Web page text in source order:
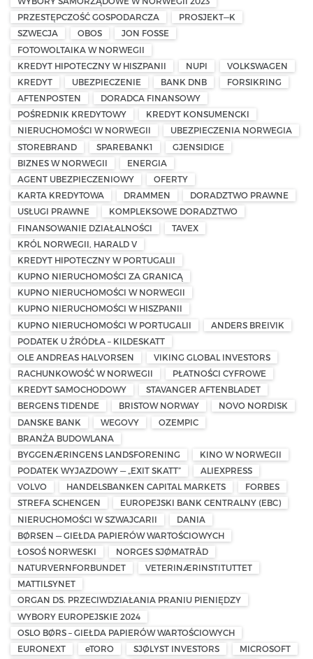
PRZESTĘPCZOŚĆ GOSPODARCZA
PROSJEKT—K
SZWECJA
OBOS
JON FOSSE
FOTOWOLTAIKA W NORWEGII
KREDYT HIPOTECZNY W HISZPANII
NUPI
VOLKSWAGEN
KREDYT
UBEZPIECZENIE BANK DNB
FORSIKRING
AFTENPOSTEN
DORADCA FINANSOWY
POŚREDNIK KREDYTOWY
KREDYT KONSUMENCKI
NIERUCHOMOŚCI W NORWEGII
UBEZPIECZENIA NORWEGIA
STOREBRAND
SPAREBANK1
GJENSIDIGE
BIZNES W NORWEGII
ENERGIA
AGENT UBEZPIECZENIOWY
OFERTY
KARTA KREDYTOWA
DRAMMEN
DORADZTWO PRAWNE
USŁUGI PRAWNE
KOMPLEKSOWE DORADZTWO
FINANSOWANIE DZIAŁALNOŚCI
TAVEX
KRÓL NORWEGII, HARALD V
KREDYT HIPOTECZNY W PORTUGALII
KUPNO NIERUCHOMOŚCI ZA GRANICĄ
KUPNO NIERUCHOMOŚCI W NORWEGII
KUPNO NIERUCHOMOŚCI W HISZPANII
KUPNO NIERUCHOMOŚCI W PORTUGALII
ANDERS BREIVIK
PODATEK U ŹRÓDŁA – KILDESKATT
OLE ANDREAS HALVORSEN
VIKING GLOBAL INVESTORS
RACHUNKOWOŚĆ W NORWEGII
PŁATNOŚCI CYFROWE
KREDYT SAMOCHODOWY
STAVANGER AFTENBLADET
BERGENS TIDENDE
BRISTOW NORWAY
NOVO NORDISK
DANSKE BANK
WEGOVY
OZEMPIC
BRANŻA BUDOWLANA
BYGGENÆRINGENS LANDSFORENING
KINO W NORWEGII
PODATEK WYJAZDOWY — „EXIT SKATT”
ALIEXPRESS
VOLVO
HANDELSBANKEN CAPITAL MARKETS
FORBES
STREFA SCHENGEN
EUROPEJSKI BANK CENTRALNY (EBC)
NIERUCHOMOŚCI W SZWAJCARII
DANIA
BØRSEN — GIEŁDA PAPIERÓW WARTOŚCIOWYCH
ŁOSOŚ NORWESKI
NORGES SJØMATRÅD
NATURVERNFORBUNDET
VETERINÆRINSTITUTTET
MATTILSYNET
ORGAN DS. PRZECIWDZIAŁANIA PRANIU PIENIĘDZY
WYBORY EUROPEJSKIE 2024
OSLO BØRS – GIEŁDA PAPIERÓW WARTOŚCIOWYCH
EURONEXT
eTORO SJØLYST INVESTORS
MICROSOFT